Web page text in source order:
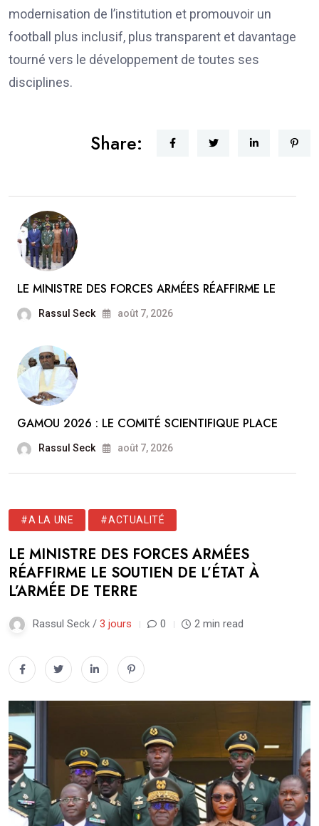
modernisation de l’institution et promouvoir un
football plus inclusif, plus transparent et davantage
tourné vers le développement de toutes ses
disciplines.
Share:
LE MINISTRE DES FORCES ARMÉES RÉAFFIRME LE
Rassul Seck août 7, 2026
GAMOU 2026 : LE COMITÉ SCIENTIFIQUE PLACE
Rassul Seck août 7, 2026
#A LA UNE #ACTUALITÉ
LE MINISTRE DES FORCES ARMÉES
RÉAFFIRME LE SOUTIEN DE L’ÉTAT À
L’ARMÉE DE TERRE
Rassul Seck / 3 jours 0 2 min read